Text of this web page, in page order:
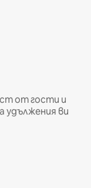
от гости и
удължения ви